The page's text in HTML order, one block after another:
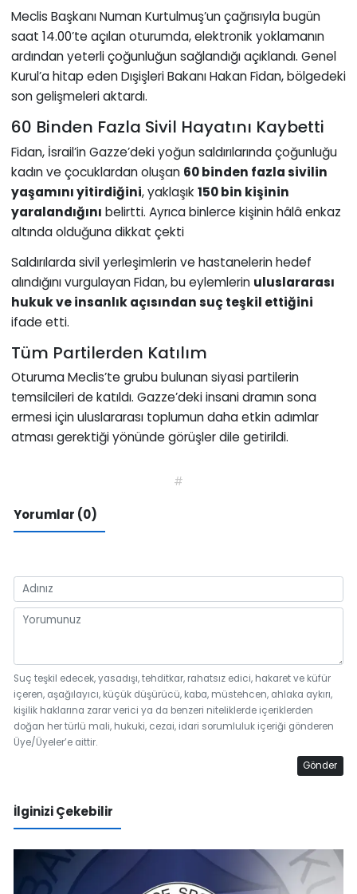
Meclis Başkanı Numan Kurtulmuş’un çağrısıyla bugün
saat 14.00’te açılan oturumda, elektronik yoklamanın
ardından yeterli çoğunluğun sağlandığı açıklandı. Genel
Kurul’a hitap eden Dışişleri Bakanı Hakan Fidan, bölgedeki
son gelişmeleri aktardı.
60 Binden Fazla Sivil Hayatını Kaybetti
Fidan, İsrail’in Gazze’deki yoğun saldırılarında çoğunluğu
kadın ve çocuklardan oluşan 60 binden fazla sivilin
yaşamını yitirdiğini, yaklaşık 150 bin kişinin
yaralandığını belirtti. Ayrıca binlerce kişinin hâlâ enkaz
altında olduğuna dikkat çekti
Saldırılarda sivil yerleşimlerin ve hastanelerin hedef
alındığını vurgulayan Fidan, bu eylemlerin uluslararası
hukuk ve insanlık açısından suç teşkil ettiğini
ifade etti.
Tüm Partilerden Katılım
Oturuma Meclis’te grubu bulunan siyasi partilerin
temsilcileri de katıldı. Gazze’deki insani dramın sona
ermesi için uluslararası toplumun daha etkin adımlar
atması gerektiği yönünde görüşler dile getirildi.
#
Yorumlar (0)
Suç teşkil edecek, yasadışı, tehditkar, rahatsız edici, hakaret ve küfür
içeren, aşağılayıcı, küçük düşürücü, kaba, müstehcen, ahlaka aykırı,
kişilik haklarına zarar verici ya da benzeri niteliklerde içeriklerden
doğan her türlü mali, hukuki, cezai, idari sorumluluk içeriği gönderen
Üye/Üyeler’e aittir.
Gönder
İlginizi Çekebilir